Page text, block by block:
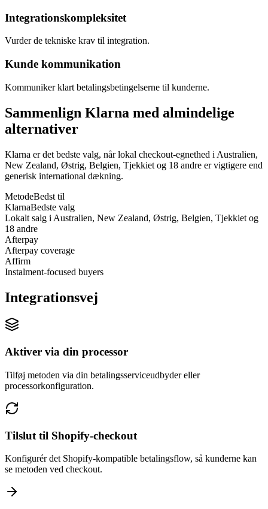
Integrationskompleksitet
Vurder de tekniske krav til integration.
Kunde kommunikation
Kommuniker klart betalingsbetingelserne til kunderne.
Sammenlign Klarna med almindelige
alternativer
Klarna er det bedste valg, når lokal checkout-egnethed i Australien,
New Zealand, Østrig, Belgien, Tjekkiet og 18 andre er vigtigere end
generisk international dækning.
MetodeBedst til
KlarnaBedste valg
Lokalt salg i Australien, New Zealand, Østrig, Belgien, Tjekkiet og
18 andre
Afterpay
Afterpay coverage
Affirm
Instalment-focused buyers
Integrationsvej
Aktiver via din processor
Tilføj metoden via din betalingsserviceudbyder eller
processorkonfiguration.
Tilslut til Shopify-checkout
Konfigurér det Shopify-kompatible betalingsflow, så kunderne kan
se metoden ved checkout.